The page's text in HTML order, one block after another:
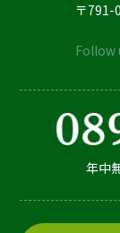
〒791-
Follow
年中